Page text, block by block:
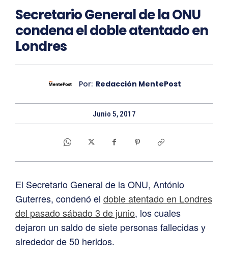
Secretario General de la ONU
condena el doble atentado en
Londres
Por: Redacción MentePost
Junio 5, 2017
El Secretario General de la ONU, António
Guterres, condenó el doble atentado en Londres
del pasado sábado 3 de junio, los cuales
dejaron un saldo de siete personas fallecidas y
alrededor de 50 heridos.